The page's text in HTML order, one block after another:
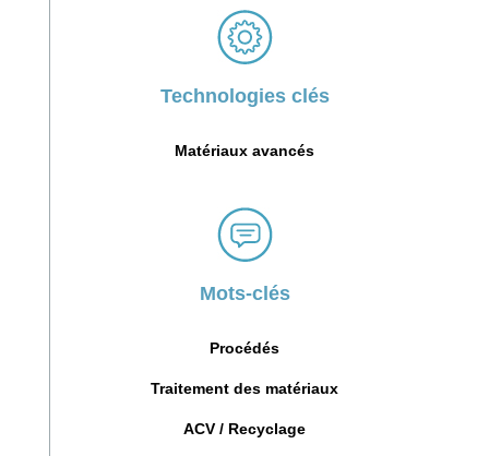
Technologies clés
Matériaux avancés
Mots-clés
Procédés
Traitement des matériaux
ACV / Recyclage